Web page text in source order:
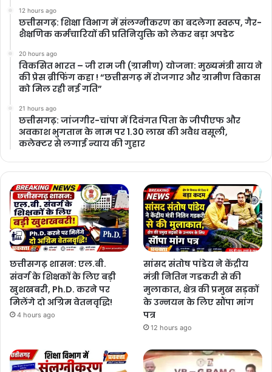
12 hours ago
छत्तीसगढ़: शिक्षा विभाग में संलग्नीकरण का बदलेगा स्वरूप, गैर-
शैक्षणिक कर्मचारियों की प्रतिनियुक्ति को लेकर बड़ा अपडेट
20 hours ago
विकसित भारत – जी राम जी (ग्रामीण) योजना: मुख्यमंत्री साय ने
की प्रेस ब्रीफिंग कहा ! “छत्तीसगढ़ में रोजगार और ग्रामीण विकास
को मिल रही नई गति”
21 hours ago
छत्तीसगढ़: जांजगीर-चांपा में दिवंगत पिता के जीपीएफ और
अवकाश भुगतान के नाम पर 1.30 लाख की अवैध वसूली,
कलेक्टर से लगाई न्याय की गुहार
छत्तीसगढ़ शासन: एल.बी.
संवर्ग के शिक्षकों के लिए बड़ी
खुशखबरी, Ph.D. करने पर
मिलेंगे दो अग्रिम वेतनवृद्धि!
4 hours ago
सांसद संतोष पांडेय ने केंद्रीय
मंत्री नितिन गडकरी से की
मुलाकात, क्षेत्र की प्रमुख सड़कों
के उन्नयन के लिए सौंपा मांग
पत्र
12 hours ago